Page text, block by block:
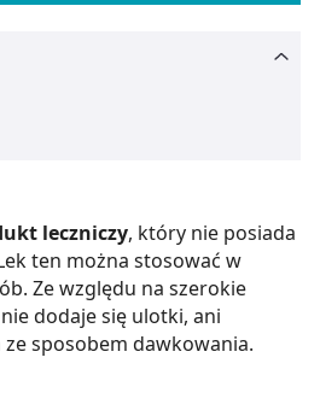
leczniczy, który nie posiada
ten można stosować w
Ze względu na szerokie
dodaje się ulotki, ani
sposobem dawkowania.